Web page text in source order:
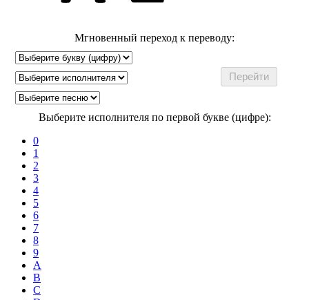
Мгновенный переход к переводу:
Выберите исполнителя по первой букве (цифре):
0
1
2
3
4
5
6
7
8
9
A
B
C